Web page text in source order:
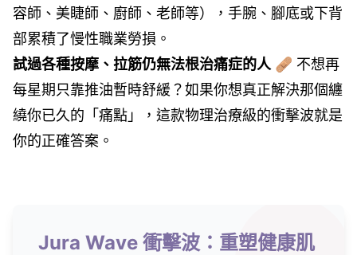
容師、美睫師、廚師、老師等），手腕、腳底或下背
部累積了慢性職業勞損。
試過各種按摩、拉筋仍無法根治痛症的人 🩹 不想再
每星期只靠推油暫時舒緩？如果你想真正解決那個纏
繞你已久的「痛點」，這款物理治療級的衝擊波就是
你的正確答案。
Jura Wave 衝擊波：重塑健康肌